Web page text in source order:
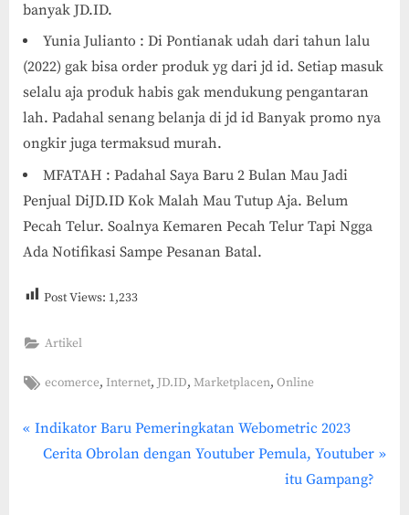
banyak JD.ID.
Yunia Julianto : Di Pontianak udah dari tahun lalu
(2022) gak bisa order produk yg dari jd id. Setiap masuk
selalu aja produk habis gak mendukung pengantaran
lah. Padahal senang belanja di jd id Banyak promo nya
ongkir juga termaksud murah.
MFATAH : Padahal Saya Baru 2 Bulan Mau Jadi
Penjual DiJD.ID Kok Malah Mau Tutup Aja. Belum
Pecah Telur. Soalnya Kemaren Pecah Telur Tapi Ngga
Ada Notifikasi Sampe Pesanan Batal.
Post Views: 1,233
Artikel
Tags:
ecomerce,Internet, JD.ID,Marketplacen,Online
Post
P
Indikator Baru Pemeringkatan Webometric 2023
N
Cerita Obrolan dengan Youtuber Pemula, Youtuber
itu Gampang?